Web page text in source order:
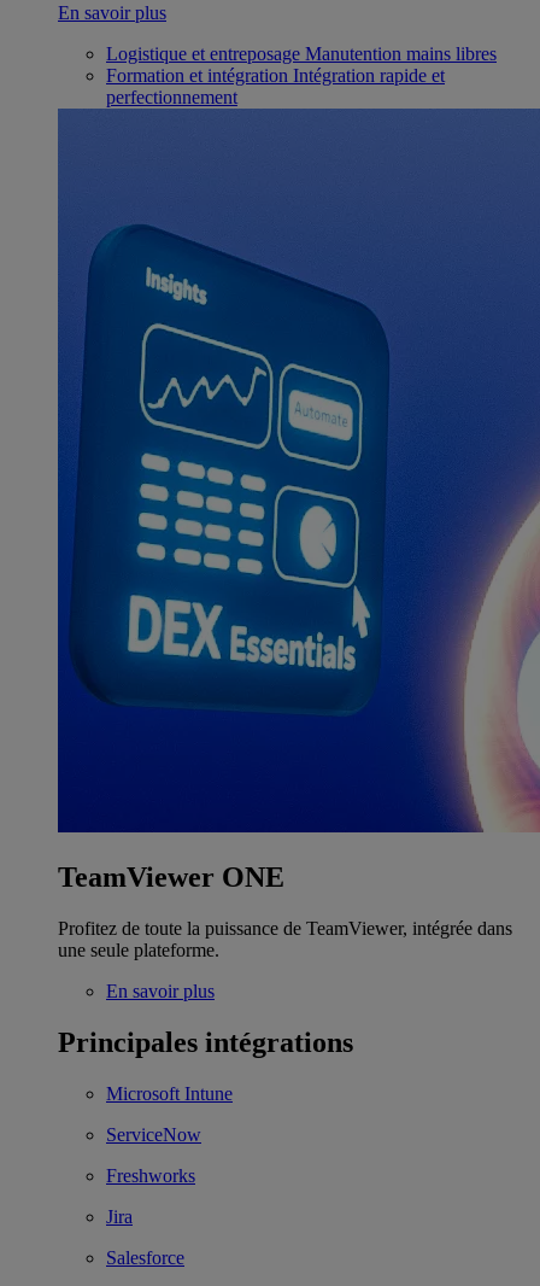
En savoir plus
Logistique et entreposage Manutention mains libres
Formation et intégration Intégration rapide et
perfectionnement
TeamViewer ONE
Profitez de toute la puissance de TeamViewer, intégrée dans
une seule plateforme.
En savoir plus
Principales intégrations
Microsoft Intune
ServiceNow
Freshworks
Jira
Salesforce